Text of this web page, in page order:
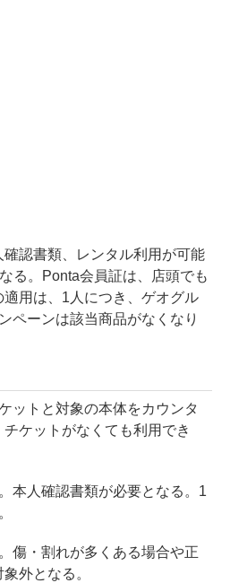
認書類、レンタル利用が可能
る。Ponta会員証は、店頭でも
用は、1人につき、ゲオグル
ペーンは該当商品がなくなり
ットと対象の本体をカウンタ
ケットがなくても利用でき
本人確認書類が必要となる。1
傷・割れが多くある場合や正
外となる。